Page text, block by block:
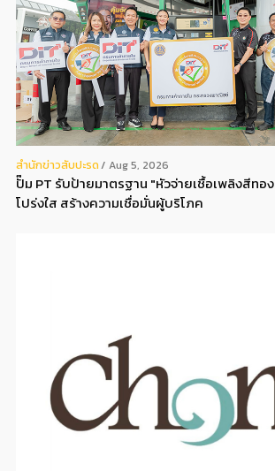
สํานักข่าวสับปะรด Aug 5, 2026
ปั๊ม PT รับป้ายมาตรฐาน "หัวจ่ายเชื้อเพลิงสีทอ
โปร่งใส สร้างความเชื่อมั่นผู้บริโภค